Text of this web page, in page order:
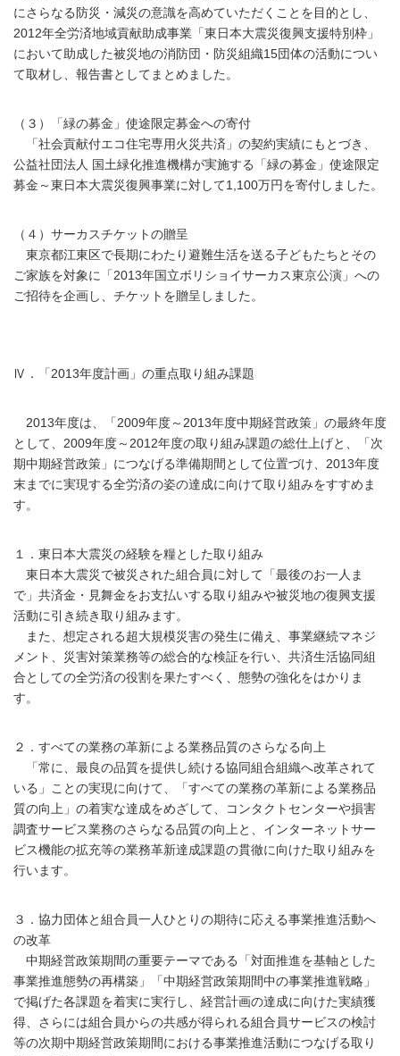
にさらなる防災・減災の意識を高めていただくことを目的とし、
2012年全労済地域貢献助成事業「東日本大震災復興支援特別枠」
において助成した被災地の消防団・防災組織15団体の活動につい
て取材し、報告書としてまとめました。
（３）「緑の募金」使途限定募金への寄付
「社会貢献付エコ住宅専用火災共済」の契約実績にもとづき、
公益社団法人 国土緑化推進機構が実施する「緑の募金」使途限定
募金～東日本大震災復興事業に対して1,100万円を寄付しました。
（４）サーカスチケットの贈呈
東京都江東区で長期にわたり避難生活を送る子どもたちとその
ご家族を対象に「2013年国立ボリショイサーカス東京公演」への
ご招待を企画し、チケットを贈呈しました。
Ⅳ．「2013年度計画」の重点取り組み課題
2013年度は、「2009年度～2013年度中期経営政策」の最終年度
として、2009年度～2012年度の取り組み課題の総仕上げと、「次
期中期経営政策」につなげる準備期間として位置づけ、2013年度
末までに実現する全労済の姿の達成に向けて取り組みをすすめま
す。
１．東日本大震災の経験を糧とした取り組み
東日本大震災で被災された組合員に対して「最後のお一人ま
で」共済金・見舞金をお支払いする取り組みや被災地の復興支援
活動に引き続き取り組みます。
また、想定される超大規模災害の発生に備え、事業継続マネジ
メント、災害対策業務等の総合的な検証を行い、共済生活協同組
合としての全労済の役割を果たすべく、態勢の強化をはかりま
す。
２．すべての業務の革新による業務品質のさらなる向上
「常に、最良の品質を提供し続ける協同組合組織へ改革されて
いる」ことの実現に向けて、「すべての業務の革新による業務品
質の向上」の着実な達成をめざして、コンタクトセンターや損害
調査サービス業務のさらなる品質の向上と、インターネットサー
ビス機能の拡充等の業務革新達成課題の貫徹に向けた取り組みを
行います。
３．協力団体と組合員一人ひとりの期待に応える事業推進活動へ
の改革
中期経営政策期間の重要テーマである「対面推進を基軸とした
事業推進態勢の再構築」「中期経営政策期間中の事業推進戦略」
で掲げた各課題を着実に実行し、経営計画の達成に向けた実績獲
得、さらには組合員からの共感が得られる組合員サービスの検討
等の次期中期経営政策期間における事業推進活動につなげる取り